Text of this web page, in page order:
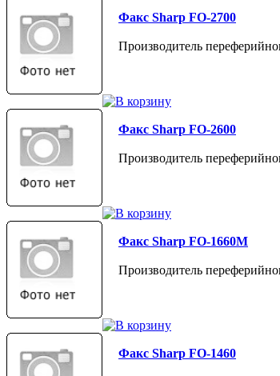
Факс Sharp FO-2700
Производитель
Факс Sharp FO-2600
Производитель
Факс Sharp FO-1660M
Производитель
Факс Sharp FO-1460